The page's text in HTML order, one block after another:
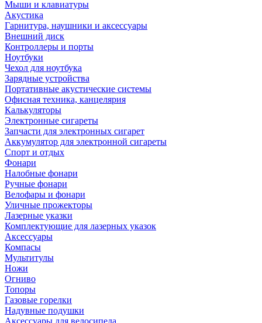
Мыши и клавиатуры
Акустика
Гарнитура, наушники и аксессуары
Внешний диск
Контроллеры и порты
Ноутбуки
Чехол для ноутбука
Зарядные устройства
Портативные акустические системы
Офисная техника, канцелярия
Калькуляторы
Электронные сигареты
Запчасти для электронных сигарет
Аккумулятор для электронной сигареты
Спорт и отдых
Фонари
Налобные фонари
Ручные фонари
Велофары и фонари
Уличные прожекторы
Лазерные указки
Комплектующие для лазерных указок
Аксессуары
Компасы
Мультитулы
Ножи
Огниво
Топоры
Газовые горелки
Надувные подушки
Аксессуары для велосипеда